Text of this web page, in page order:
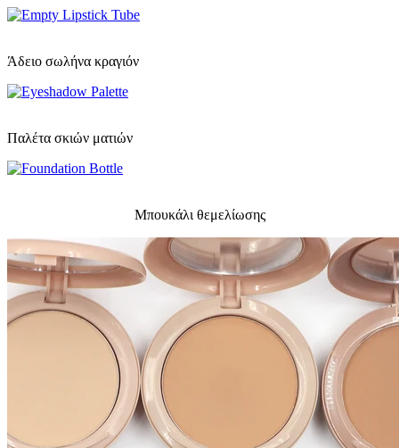
Άδειο σωλήνα κραγιόν
Παλέτα σκιών ματιών
Μπουκάλι θεμελίωσης